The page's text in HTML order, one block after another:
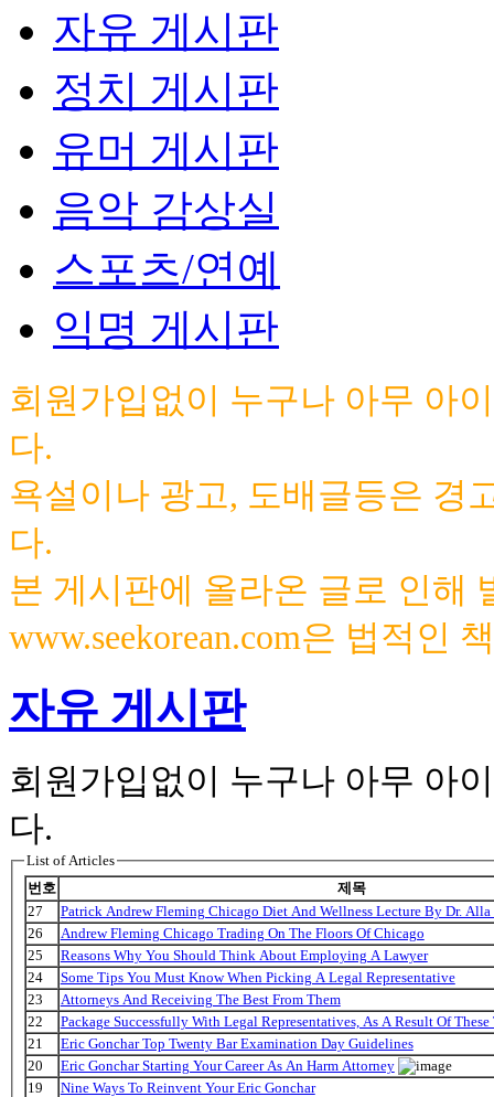
자유 게시판
정치 게시판
유머 게시판
음악 감상실
스포츠/연예
익명 게시판
회원가입없이 누구나 아무 아
다.
욕설이나 광고, 도배글등은 경
다.
본 게시판에 올라온 글로 인해
www.seekorean.com은 법적인
자유 게시판
회원가입없이 누구나 아무 아
다.
List of Articles
번호
제목
27
Patrick Andrew Fleming Chicago Diet And Wellness Lecture By Dr.
26
Andrew Fleming Chicago Trading On The Floors Of Chicago
25
Reasons Why You Should Think About Employing A Lawyer
24
Some Tips You Must Know When Picking A Legal Representative
23
Attorneys And Receiving The Best From Them
22
Package Successfully With Legal Representatives, As A Result Of These
21
Eric Gonchar Top Twenty Bar Examination Day Guidelines
20
Eric Gonchar Starting Your Career As An Harm Attorney
19
Nine Ways To Reinvent Your Eric Gonchar